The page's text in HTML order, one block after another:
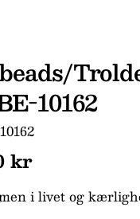
10162
kr
i livet og